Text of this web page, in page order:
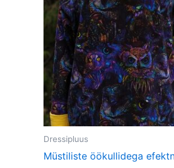
Dressipluus
Müstiliste öökullidega
mitu
varianti.
Valikuid
saab
teha
tootelehel.